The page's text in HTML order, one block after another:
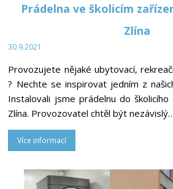
Prádelna ve školicím
Zlína
30.9.2021
Provozujete nějaké ubytovací,
? Nechte se inspirovat jedním z
Instalovali jsme prádelnu do
Zlína. Provozovatel chtěl být
Více informací